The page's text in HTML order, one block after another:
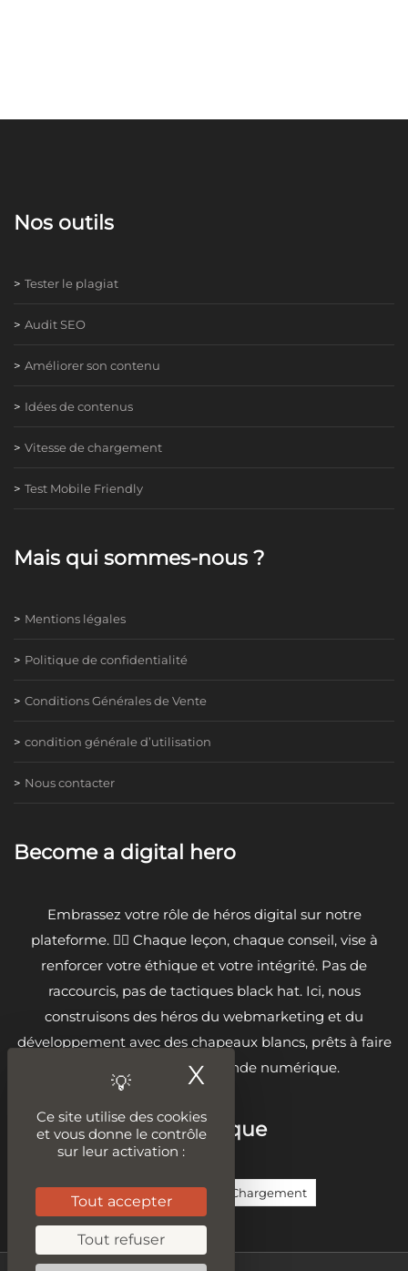
Nos outils
Tester le plagiat
Audit SEO
Améliorer son contenu
Idées de contenus
Vitesse de chargement
Test Mobile Friendly
Mais qui sommes-nous ?
Mentions légales
Politique de confidentialité
Conditions Générales de Vente
condition générale d’utilisation
Nous contacter
Become a digital hero
Embrassez votre rôle de héros digital sur notre
plateforme. 🦸‍♂️ Chaque leçon, chaque conseil, vise à
renforcer votre éthique et votre intégrité. Pas de
raccourcis, pas de tactiques black hat. Ici, nous
construisons des héros du webmarketing et du
développement avec des chapeaux blancs, prêts à faire
la différence dans le monde numérique.
Sur la même thématique
Hébergement Web Vitesse De Chargement
Ce site utilise des cookies
et vous donne le contrôle
sur leur activation :
Tout accepter
Tout refuser
X Masquer le